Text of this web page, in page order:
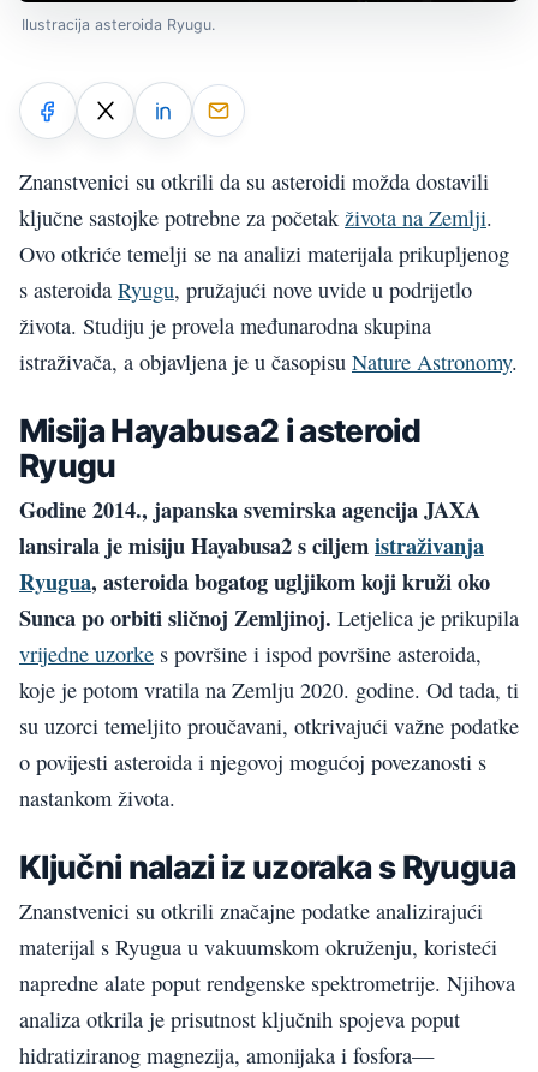
Ilustracija asteroida Ryugu.
Znanstvenici su otkrili da su asteroidi možda dostavili
ključne sastojke potrebne za početak života na Zemlji.
Ovo otkriće temelji se na analizi materijala prikupljenog
s asteroida Ryugu, pružajući nove uvide u podrijetlo
života. Studiju je provela međunarodna skupina
istraživača, a objavljena je u časopisu Nature Astronomy.
Misija Hayabusa2 i asteroid
Ryugu
Godine 2014., japanska svemirska agencija JAXA
lansirala je misiju Hayabusa2 s ciljemistraživanja
Ryugua, asteroida bogatog ugljikom koji kruži oko
Sunca po orbiti sličnoj Zemljinoj. Letjelica je prikupila
vrijedne uzorke s površine i ispod površine asteroida,
koje je potom vratila na Zemlju 2020. godine. Od tada, ti
su uzorci temeljito proučavani, otkrivajući važne podatke
o povijesti asteroida i njegovoj mogućoj povezanosti s
nastankom života.
Ključni nalazi iz uzoraka s Ryugua
Znanstvenici su otkrili značajne podatke analizirajući
materijal s Ryugua u vakuumskom okruženju, koristeći
napredne alate poput rendgenske spektrometrije. Njihova
analiza otkrila je prisutnost ključnih spojeva poput
hidratiziranog magnezija, amonijaka i fosfora—